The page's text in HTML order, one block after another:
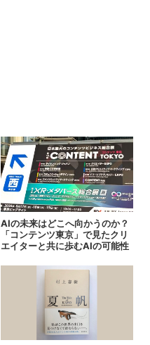
AIの未来はどこへ向かうのか？
「コンテンツ東京」で見たクリ
エイターと共に歩むAIの可能性